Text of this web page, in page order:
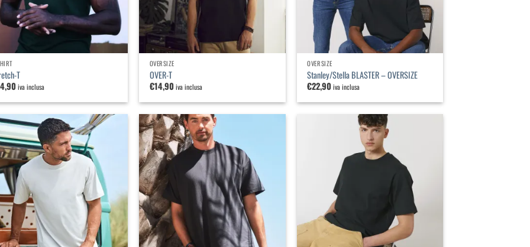
T
iva inclusa
OVERSIZE
OVER-T
€14,90iva inclusa
OVERSIZE
Stanley/Stella BLASTER – OVERSIZE
€22,90iva inclusa
lista dei
desideri
desideri